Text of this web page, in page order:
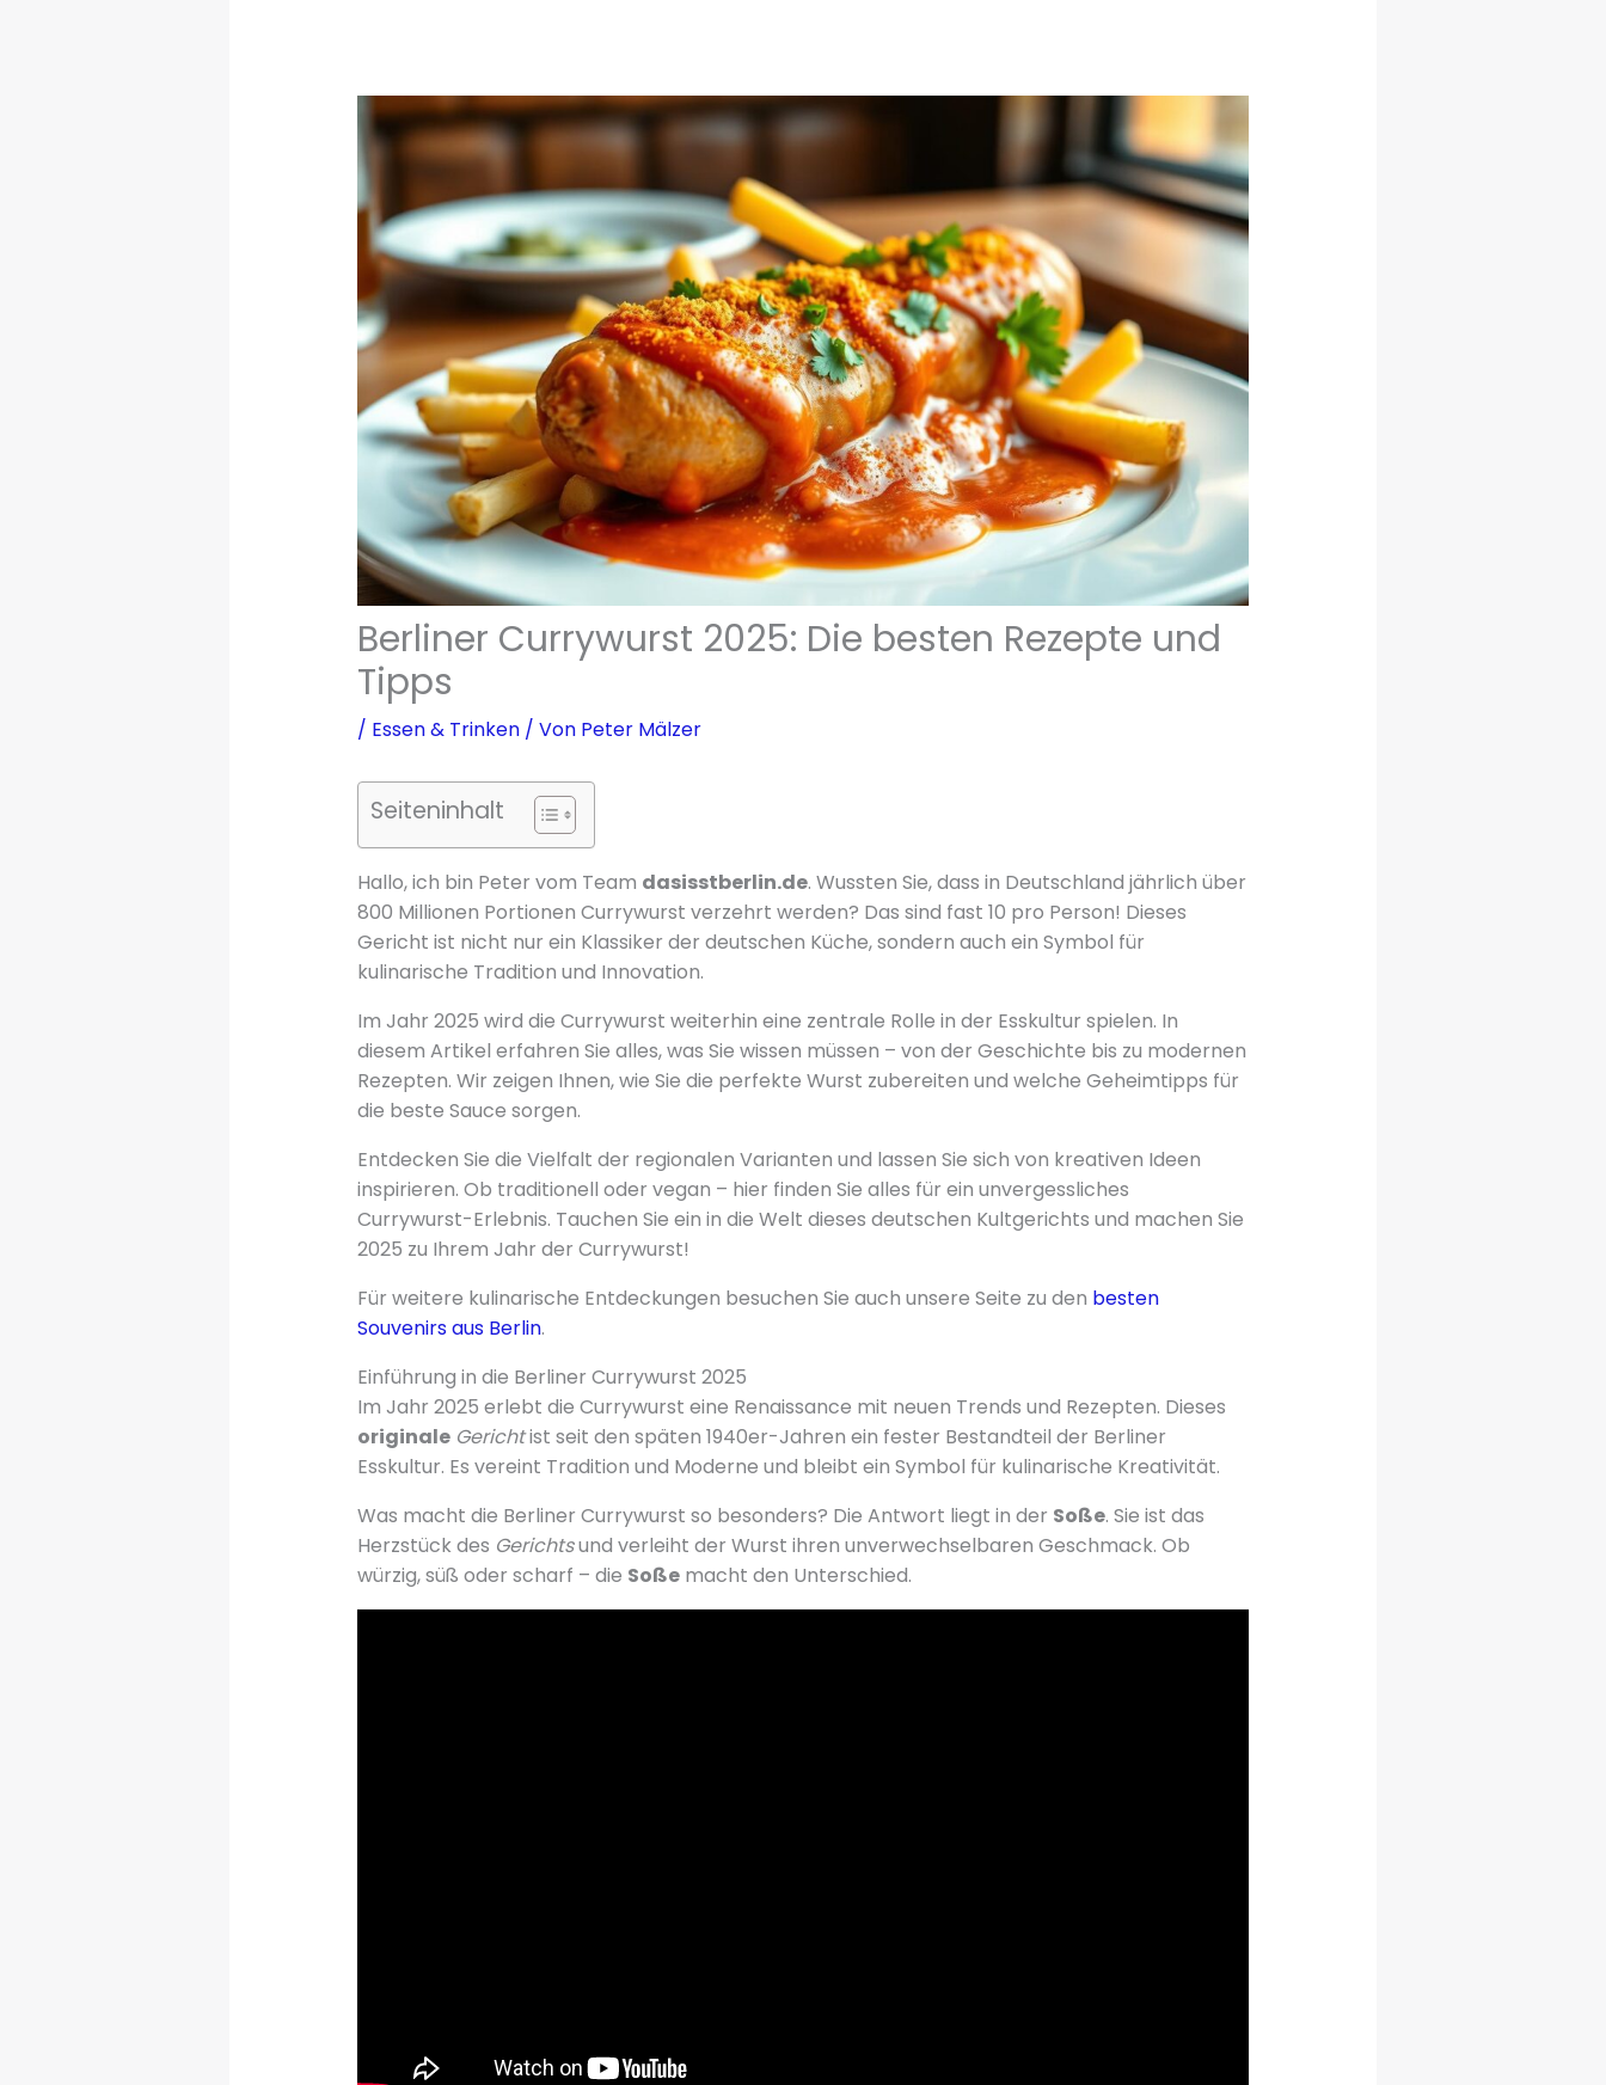
Berliner Currywurst 2025: Die besten Rezepte und
Tipps
/ Essen & Trinken/ Von Peter Mälzer
Seiteninhalt
Hallo, ich bin Peter vom Team dasisstberlin.de. Wussten Sie, dass in Deutschland jährlich über
800 Millionen Portionen Currywurst verzehrt werden? Das sind fast 10 pro Person! Dieses
Gericht ist nicht nur ein Klassiker der deutschen Küche, sondern auch ein Symbol für
kulinarische Tradition und Innovation.
Im Jahr 2025 wird die Currywurst weiterhin eine zentrale Rolle in der Esskultur spielen. In
diesem Artikel erfahren Sie alles, was Sie wissen müssen – von der Geschichte bis zu modernen
Rezepten. Wir zeigen Ihnen, wie Sie die perfekte Wurst zubereiten und welche Geheimtipps für
die beste Sauce sorgen.
Entdecken Sie die Vielfalt der regionalen Varianten und lassen Sie sich von kreativen Ideen
inspirieren. Ob traditionell oder vegan – hier finden Sie alles für ein unvergessliches
Currywurst-Erlebnis. Tauchen Sie ein in die Welt dieses deutschen Kultgerichts und machen Sie
2025 zu Ihrem Jahr der Currywurst!
Für weitere kulinarische Entdeckungen besuchen Sie auch unsere Seite zu den besten
Souvenirs aus Berlin.
Einführung in die Berliner Currywurst 2025
Im Jahr 2025 erlebt die Currywurst eine Renaissance mit neuen Trends und Rezepten. Dieses
originale Gerichtist seit den späten 1940er-Jahren ein fester Bestandteil der Berliner
Esskultur. Es vereint Tradition und Moderne und bleibt ein Symbol für kulinarische Kreativität.
Was macht die Berliner Currywurst so besonders? Die Antwort liegt in der Soße. Sie ist das
Herzstück des Gerichtsund verleiht der Wurst ihren unverwechselbaren Geschmack. Ob
würzig, süß oder scharf – die Soßemacht den Unterschied.